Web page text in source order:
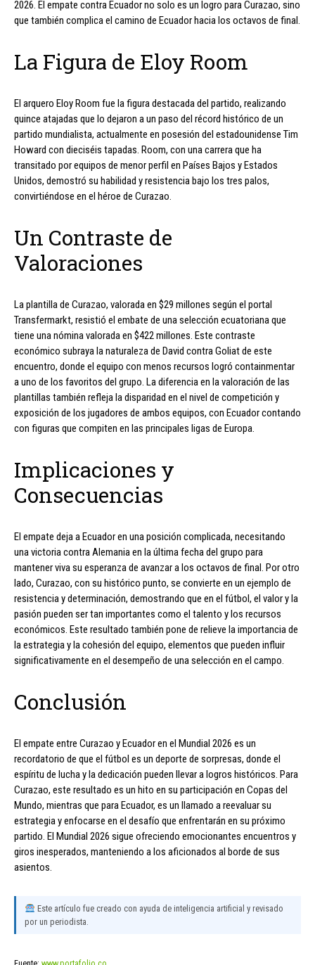
2026. El empate contra Ecuador no solo es un logro para Curazao, sino
que también complica el camino de Ecuador hacia los octavos de final.
La Figura de Eloy Room
El arquero Eloy Room fue la figura destacada del partido, realizando
quince atajadas que lo dejaron a un paso del récord histórico de un
partido mundialista, actualmente en posesión del estadounidense Tim
Howard con dieciséis tapadas. Room, con una carrera que ha
transitado por equipos de menor perfil en Países Bajos y Estados
Unidos, demostró su habilidad y resistencia bajo los tres palos,
convirtiéndose en el héroe de Curazao.
Un Contraste de
Valoraciones
La plantilla de Curazao, valorada en $29 millones según el portal
Transfermarkt, resistió el embate de una selección ecuatoriana que
tiene una nómina valorada en $422 millones. Este contraste
económico subraya la naturaleza de David contra Goliat de este
encuentro, donde el equipo con menos recursos logró containmentar
a uno de los favoritos del grupo. La diferencia en la valoración de las
plantillas también refleja la disparidad en el nivel de competición y
exposición de los jugadores de ambos equipos, con Ecuador contando
con figuras que compiten en las principales ligas de Europa.
Implicaciones y
Consecuencias
El empate deja a Ecuador en una posición complicada, necesitando
una victoria contra Alemania en la última fecha del grupo para
mantener viva su esperanza de avanzar a los octavos de final. Por otro
lado, Curazao, con su histórico punto, se convierte en un ejemplo de
resistencia y determinación, demostrando que en el fútbol, el valor y la
pasión pueden ser tan importantes como el talento y los recursos
económicos. Este resultado también pone de relieve la importancia de
la estrategia y la cohesión del equipo, elementos que pueden influir
significativamente en el desempeño de una selección en el campo.
Conclusión
El empate entre Curazao y Ecuador en el Mundial 2026 es un
recordatorio de que el fútbol es un deporte de sorpresas, donde el
espíritu de lucha y la dedicación pueden llevar a logros históricos. Para
Curazao, este resultado es un hito en su participación en Copas del
Mundo, mientras que para Ecuador, es un llamado a reevaluar su
estrategia y enfocarse en el desafío que enfrentarán en su próximo
partido. El Mundial 2026 sigue ofreciendo emocionantes encuentros y
giros inesperados, manteniendo a los aficionados al borde de sus
asientos.
Este artículo fue creado con ayuda de inteligencia artificial y revisado
por un periodista.